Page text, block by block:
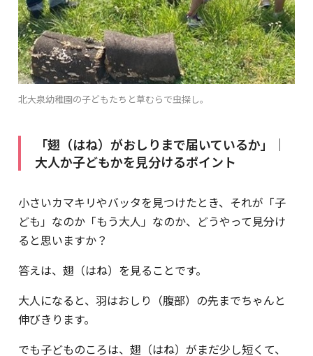
北大泉幼稚園の子どもたちと草むらで虫探し。
「翅（はね）がおしりまで届いているか」｜
大人か子どもかを見分けるポイント
小さいカマキリやバッタを見つけたとき、それが「子
ども」なのか「もう大人」なのか、どうやって見分け
ると思いますか？
答えは、翅（はね）を見ることです。
大人になると、羽はおしり（腹部）の先までちゃんと
伸びきります。
でも子どものころは、翅（はね）がまだ少し短くて、